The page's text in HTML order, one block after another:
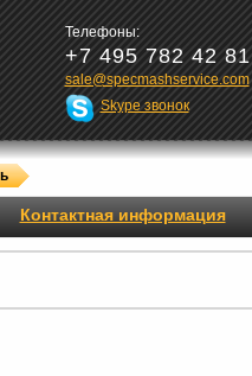
Телефоны:
+7 495 782 42 81
sale@specmashservice.com
Skype звонок
Контактная информация